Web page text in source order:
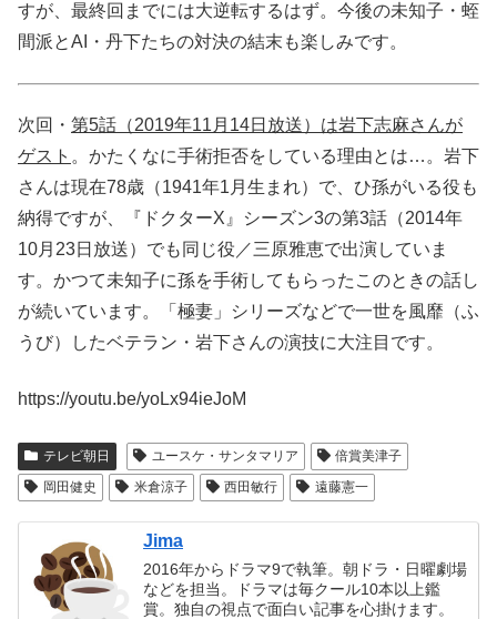
すが、最終回までには大逆転するはず。今後の未知子・蛭
間派とAI・丹下たちの対決の結末も楽しみです。
次回・ 第5話（2019年11月14日放送）は岩下志麻さんが
ゲスト 。かたくなに手術拒否をしている理由とは…。岩下
さんは現在78歳（1941年1月生まれ）で、ひ孫がいる役も
納得ですが、『ドクターX』シーズン3の第3話（2014年
10月23日放送）でも同じ役／三原雅恵で出演していま
す。かつて未知子に孫を手術してもらったこのときの話し
が続いています。「極妻」シリーズなどで一世を風靡（ふ
うび）したベテラン・岩下さんの演技に大注目です。
https://youtu.be/yoLx94ieJoM
テレビ朝日 ユースケ・サンタマリア
倍賞美津子
岡田健史
米倉涼子 西田敏行 遠藤憲一
Jima
2016年からドラマ9で執筆。朝ドラ・日曜劇場
などを担当。ドラマは毎クール10本以上鑑
賞。独自の視点で面白い記事を心掛けます。